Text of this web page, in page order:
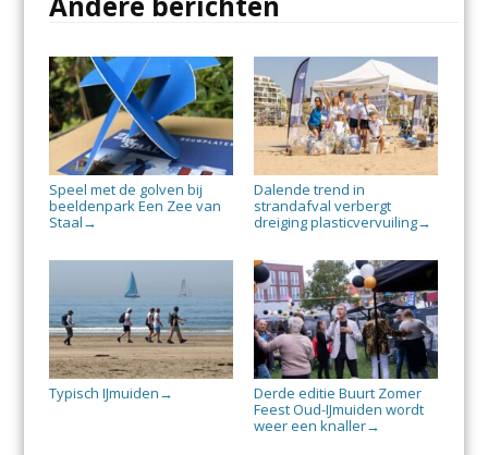
Speel met de golven bij
beeldenpark Een Zee van
Staal →
Dalende trend in
strandafval verbergt
dreiging plasticvervuiling→
Typisch IJmuiden →
Derde editie Buurt Zomer
Feest Oud-IJmuiden wordt
weer een knaller→